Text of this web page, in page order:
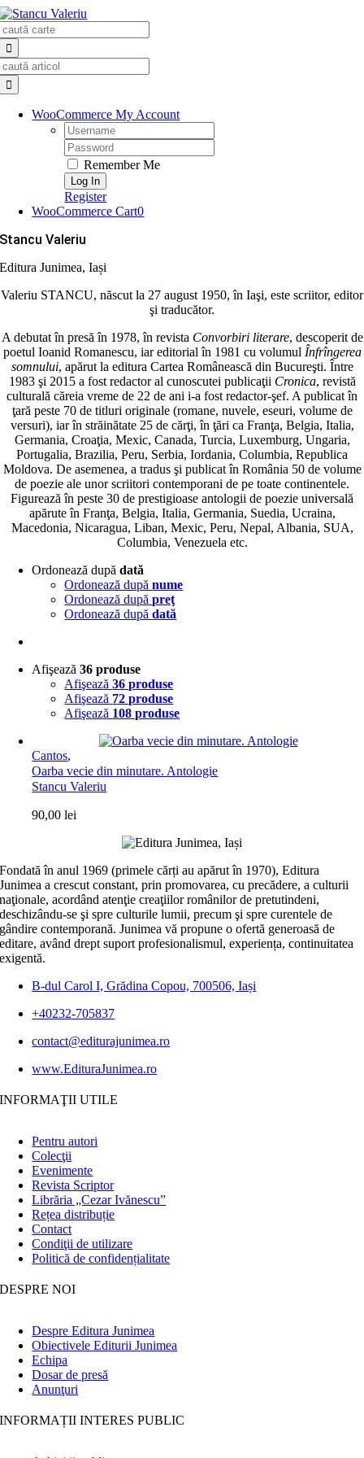
Skip
to
content
WooCommerce My Account
Username:
Password:
Remember Me
Register
WooCommerce Cart0
Stancu Valeriu
Editura Junimea, Iași
Valeriu STANCU, născut la 27 august 1950, în Iaşi, este scriitor, editor
şi traducător.
A debutat în presă în 1978, în revista Convorbiri literare, descoperit de
poetul Ioanid Romanescu, iar editorial în 1981 cu volumul Înfrîngerea
somnului, apărut la editura Cartea Românească din Bucureşti. Între
1983 şi 2015 a fost redactor al cunoscutei publicaţii Cronica, revistă
culturală căreia vreme de 22 de ani i-a fost redactor-şef. A publicat în
ţară peste 70 de titluri originale (romane, nuvele, eseuri, volume de
versuri), iar în străinătate 25 de cărţi, în ţări ca Franţa, Belgia, Italia,
Germania, Croaţia, Mexic, Canada, Turcia, Luxemburg, Ungaria,
Portugalia, Brazilia, Peru, Serbia, Iordania, Columbia, Republica
Moldova. De asemenea, a tradus şi publicat în România 50 de volume
de poezie ale unor scriitori contemporani de pe toate continentele.
Figurează în peste 30 de prestigioase antologii de poezie universală
apărute în Franţa, Belgia, Italia, Germania, Suedia, Ucraina,
Macedonia, Nicaragua, Liban, Mexic, Peru, Nepal, Albania, SUA,
Columbia, Venezuela etc.
Ordonează dupădată
Ordonează dupănume
Ordonează dupăpreţ
Ordonează dupădată
Afişează36 produse
Afişează36 produse
Afişează 72 produse
Afişează 108 produse
Cantos,
Oarba vecie din minutare. Antologie
Stancu Valeriu
90,00lei
Fondată în anul 1969 (primele cărți au apărut în 1970), Editura
Junimea a crescut constant, prin promovarea, cu precădere, a culturii
naţionale, acordând atenţie creaţiilor românilor de pretutindeni,
deschizându-se şi spre culturile lumii, precum şi spre curentele de
gândire contemporană. Junimea vă propune o ofertă generoasă de
editare, având drept suport profesionalismul, experiența, continuitatea
exigentă.
B-dul Carol I, Grădina Copou, 700506, Iași
+40232-705837
contact@editurajunimea.ro
www.EdituraJunimea.ro
INFORMAŢII UTILE
Pentru autori
Colecţii
Evenimente
Revista Scriptor
Librăria „Cezar Ivănescu”
Rețea distribuție
Contact
Condiţii de utilizare
Politică de confidențialitate
DESPRE NOI
Despre Editura Junimea
Obiectivele Editurii Junimea
Echipa
Dosar de presă
Anunţuri
INFORMAȚII INTERES PUBLIC